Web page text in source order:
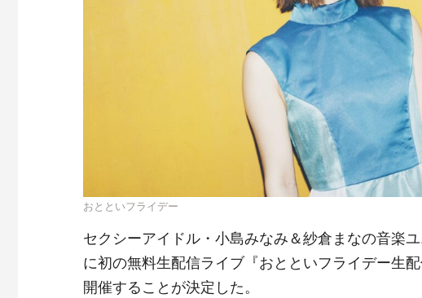
おとといフライデー
セクシーアイドル・小島みなみ＆紗倉まなの音楽
に初の無料生配信ライブ『おとといフライデー生
開催することが決定した。